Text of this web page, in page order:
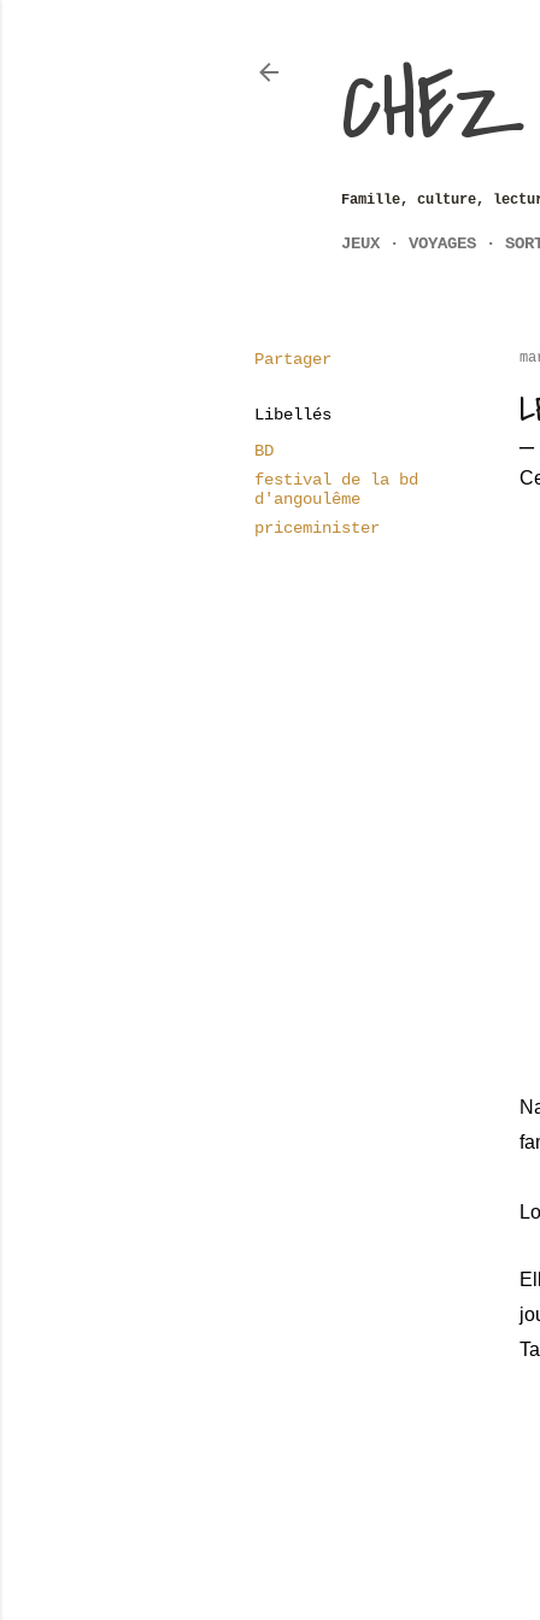
Famille, culture,
JEUX VOYAGES
Partager
Libellés
BD
festival de la bd
d'angoulême
priceminister